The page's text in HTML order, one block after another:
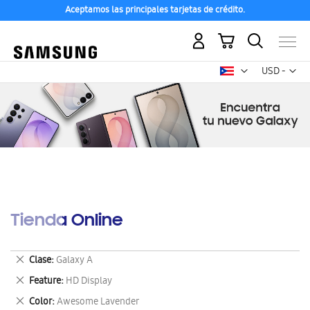
Aceptamos las principales tarjetas de crédito.
USD -
dólar
Mi carrito
Tienda Online
Clase Galaxy A
Eliminar
este
artículo
Feature HD Display
Eliminar
este
Color Awesome Lavender
Eliminar